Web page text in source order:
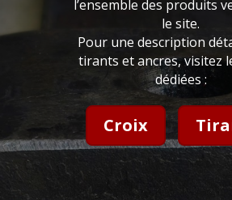
l’ensemble des produits
le site.
Pour une description
tirants et ancres, visitez
dédiées :
Croix